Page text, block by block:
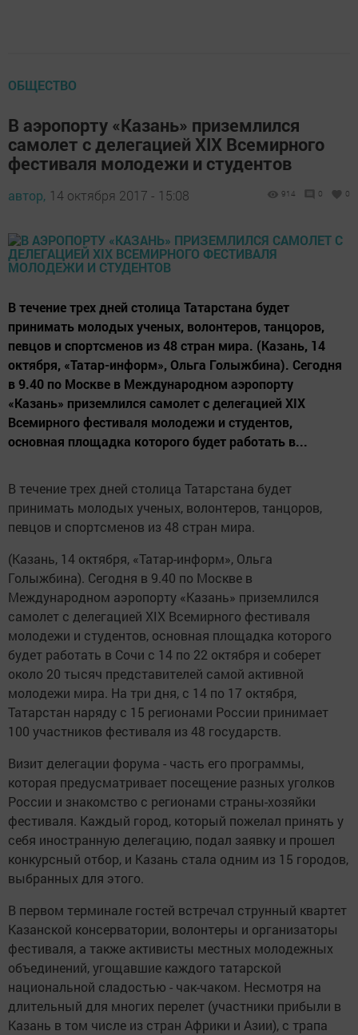
ОБЩЕСТВО
В аэропорту «Казань» приземлился
самолет с делегацией XIX Всемирного
фестиваля молодежи и студентов
автор, 14 октября 2017 - 15:08 914 0 0
В течение трех дней столица Татарстана будет
принимать молодых ученых, волонтеров, танцоров,
певцов и спортсменов из 48 стран мира. (Казань, 14
октября, «Татар-информ», Ольга Голыжбина). Сегодня
в 9.40 по Москве в Международном аэропорту
«Казань» приземлился самолет с делегацией XIX
Всемирного фестиваля молодежи и студентов,
основная площадка которого будет работать в...
В течение трех дней столица Татарстана будет
принимать молодых ученых, волонтеров, танцоров,
певцов и спортсменов из 48 стран мира.
(Казань, 14 октября, «Татар-информ», Ольга
Голыжбина). Сегодня в 9.40 по Москве в
Международном аэропорту «Казань» приземлился
самолет с делегацией XIX Всемирного фестиваля
молодежи и студентов, основная площадка которого
будет работать в Сочи с 14 по 22 октября и соберет
около 20 тысяч представителей самой активной
молодежи мира. На три дня, с 14 по 17 октября,
Татарстан наряду с 15 регионами России принимает
100 участников фестиваля из 48 государств.
Визит делегации форума - часть его программы,
которая предусматривает посещение разных уголков
России и знакомство с регионами страны-хозяйки
фестиваля. Каждый город, который пожелал принять у
себя иностранную делегацию, подал заявку и прошел
конкурсный отбор, и Казань стала одним из 15 городов,
выбранных для этого.
В первом терминале гостей встречал струнный квартет
Казанской консерватории, волонтеры и организаторы
фестиваля, а также активисты местных молодежных
объединений, угощавшие каждого татарской
национальной сладостью - чак-чаком. Несмотря на
длительный для многих перелет (участники прибыли в
Казань в том числе из стран Африки и Азии), с трапа